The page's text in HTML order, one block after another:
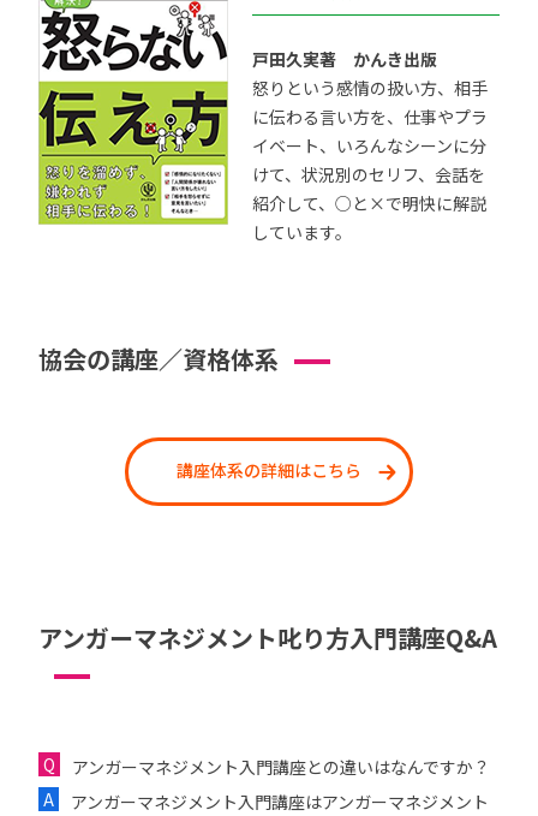
戸田久実著 かんき出版
怒りという感情の扱い方、相手
に伝わる言い方を、仕事やプラ
イベート、いろんなシーンに分
けて、状況別のセリフ、会話を
紹介して、○と×で明快に解説
しています。
協会の講座／資格体系
講座体系の詳細はこちら
アンガーマネジメント叱り方入門講座Q&A
アンガーマネジメント入門講座との違いはなんですか？
アンガーマネジメント入門講座はアンガーマネジメント